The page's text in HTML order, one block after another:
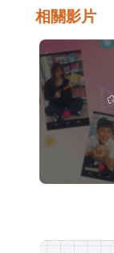
上，因此各
Deepfake
相關影片